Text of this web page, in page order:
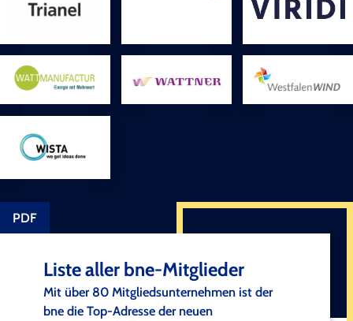
PDF
Liste aller bne-Mitglieder
Mit über 80 Mitgliedsunternehmen ist der
bne die Top-Adresse der neuen